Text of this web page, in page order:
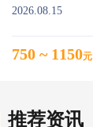
2026.08.15
750 ~ 1150元
推荐资讯